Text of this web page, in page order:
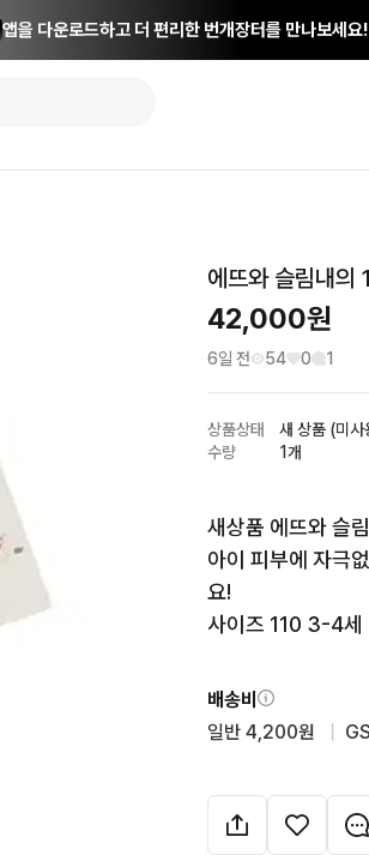
앱을 다운로드하고 더 편리한 번개장터를 만나보세요!
에뜨와 슬림내의
42,000원
6일 전 54 0 1
상품상태
새 상품 (미사
수량
1개
새상품 에뜨와 슬
아이 피부에 자극
요!
사이즈 110 3-4세
배송비
일반 4,200원